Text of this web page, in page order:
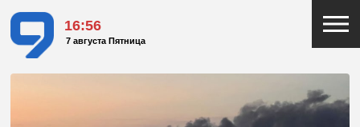
16:56
7 августа Пятница